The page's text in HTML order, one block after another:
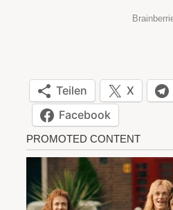
Teilen X
Facebook